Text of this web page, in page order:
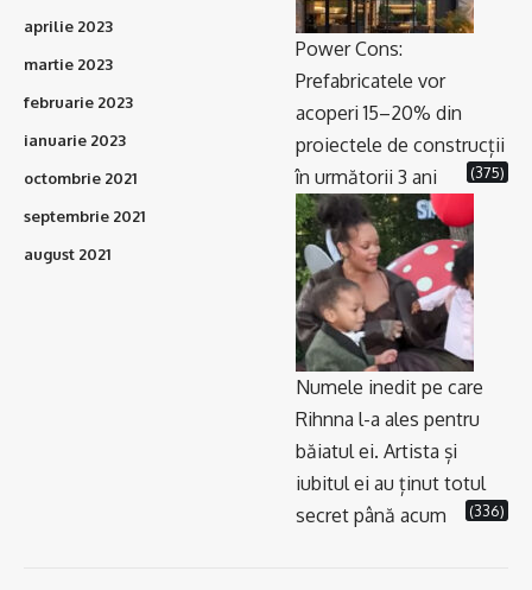
aprilie 2023
martie 2023
februarie 2023
ianuarie 2023
octombrie 2021
septembrie 2021
august 2021
Power Cons:
Prefabricatele vor
acoperi 15–20% din
proiectele de construcții
în următorii 3 ani
(375)
Numele inedit pe care
Rihnna l-a ales pentru
băiatul ei. Artista și
iubitul ei au ținut totul
secret până acum
(336)